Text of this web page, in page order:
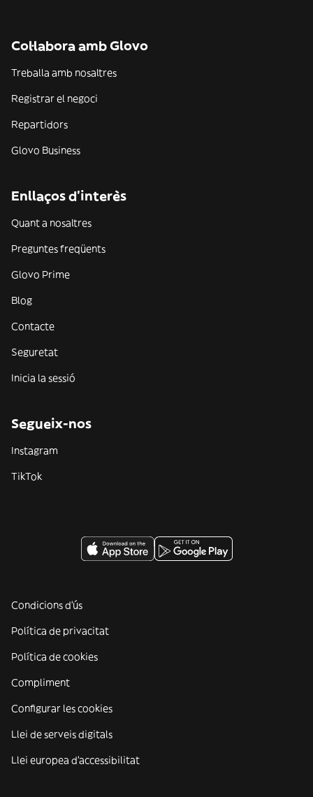
Col·labora amb Glovo
Treballa amb nosaltres
Registrar el negoci
Repartidors
Glovo Business
Enllaços d'interès
Quant a nosaltres
Preguntes freqüents
Glovo Prime
Blog
Contacte
Seguretat
Inicia la sessió
Segueix-nos
Instagram
TikTok
Condicions d'ús
Política de privacitat
Política de cookies
Compliment
Configurar les cookies
Llei de serveis digitals
Llei europea d'accessibilitat